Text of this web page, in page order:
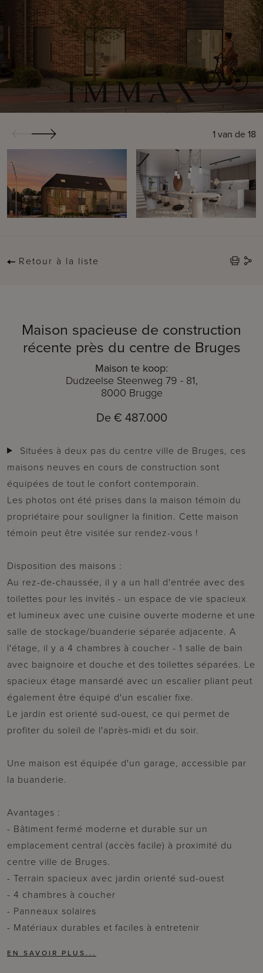
1 van de18
Retour à la liste
Maison spacieuse de construction
récente près du centre de Bruges
Maison te koop:
Dudzeelse Steenweg 79 - 81,
8000 Brugge
De € 487.000
maisons neuves en cours de construction sont
équipées de tout le confort contemporain.
Les photos ont été prises dans la maison témoin du
propriétaire pour souligner la finition. Cette maison
témoin peut être visitée sur rendez-vous !
Disposition des maisons :
Au rez-de-chaussée, il y a un hall d'entrée avec des
toilettes pour les invités - un espace de vie spacieux
et lumineux avec une cuisine ouverte moderne et une
salle de stockage/buanderie séparée adjacente. A
l'étage, il y a 4 chambres à coucher - 1 salle de bain
avec baignoire et douche et des toilettes séparées. Le
spacieux étage mansardé avec un escalier pliant peut
également être équipé d'un escalier fixe.
Le jardin est orienté sud-ouest, ce qui permet de
profiter du soleil de l'après-midi et du soir.
Une maison est équipée d'un garage, accessible par
la buanderie.
Avantages :
- Bâtiment fermé moderne et durable sur un
emplacement central (accès facile) à proximité du
centre ville de Bruges.
- Terrain spacieux avec jardin orienté sud-ouest
- 4 chambres à coucher
- Panneaux solaires
- Matériaux durables et faciles à entretenir